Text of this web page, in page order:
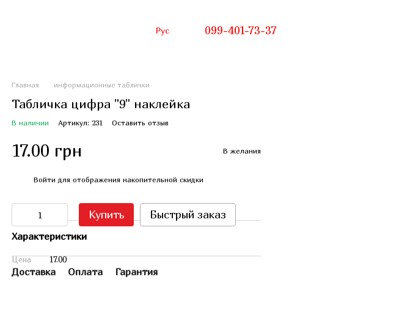
Рус 099-401-73-37
Главная информационные таблички
Табличка цифра "9" наклейка
В наличии Артикул: 231 Оставить отзыв
17.00 грн В желания
Войти для отображения накопительной скидки
Купить Быстрый заказ
Характеристики
Цена 17.00
Доставка Оплата Гарантия